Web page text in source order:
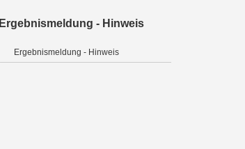
Ergebnismeldung - Hinweis
Ergebnismeldung - Hinweis